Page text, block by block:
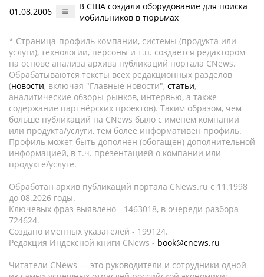
01.08.2006
В США создали оборудование для поиска
мобильников в тюрьмах
* Страница-профиль компании, системы (продукта или
услуги), технологии, персоны и т.п. создается редактором
на основе анализа архива публикаций портала CNews.
Обрабатываются тексты всех редакционных разделов
(новости, включая "Главные новости", статьи,
аналитические обзоры рынков, интервью, а также
содержание партнёрских проектов). Таким образом, чем
больше публикаций на CNews было с именем компании
или продукта/услуги, тем более информативен профиль.
Профиль может быть дополнен (обогащен) дополнительной
информацией, в т.ч. презентацией о компании или
продукте/услуге.
Обработан архив публикаций портала CNews.ru c 11.1998
до 08.2026 годы.
Ключевых фраз выявлено - 1463018, в очереди разбора -
724624.
Создано именных указателей - 199124.
Редакция Индексной книги CNews - book@cnews.ru
Читатели CNews — это руководители и сотрудники одной